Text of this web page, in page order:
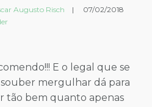
Augusto Risch |
07/02/2018
E o legal que se
mergulhar dá para
tão bem quanto apenas